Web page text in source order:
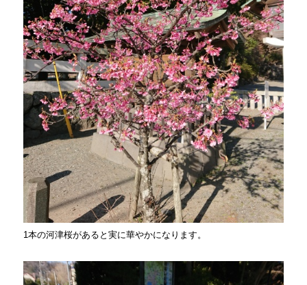
1本の河津桜があると実に華やかになります。